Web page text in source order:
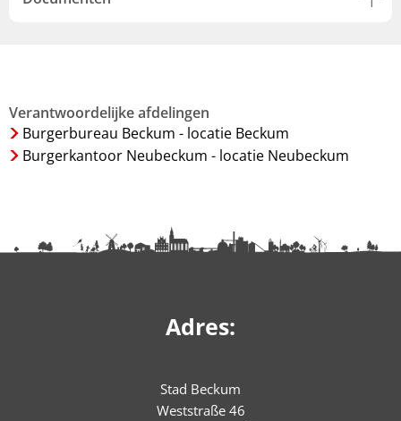
Verantwoordelijke afdelingen
Burgerbureau Beckum - locatie Beckum
Burgerkantoor Neubeckum - locatie Neubeckum
Adres:
Stad Beckum
Weststraße 46